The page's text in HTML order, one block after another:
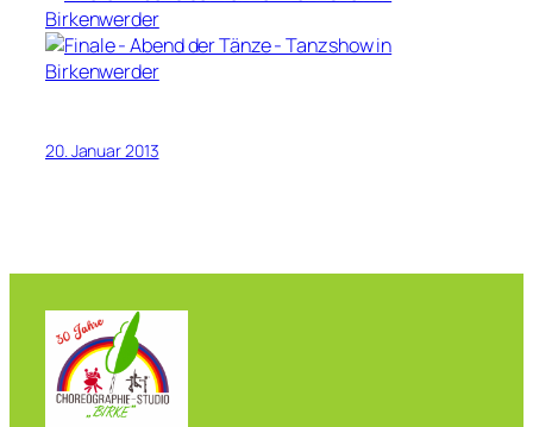
20. Januar 2013